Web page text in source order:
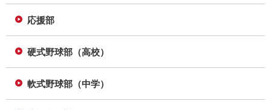
応援部
硬式野球部（高校）
軟式野球部（中学）